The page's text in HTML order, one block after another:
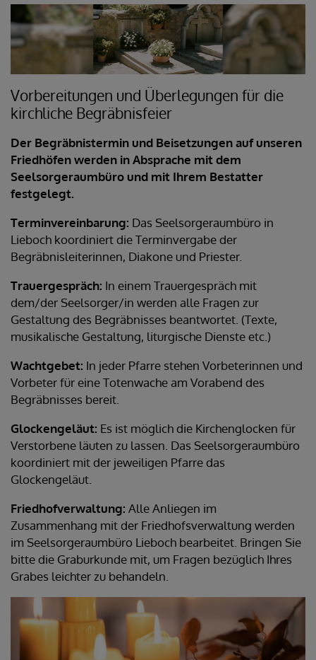
Vorbereitungen und Überlegungen für die
kirchliche Begräbnisfeier
Der Begräbnistermin und Beisetzungen auf unseren
Friedhöfen werden in Absprache mit dem
Seelsorgeraumbüro und mit Ihrem Bestatter
festgelegt.
Terminvereinbarung: Das Seelsorgeraumbüro in
Lieboch koordiniert die Terminvergabe der
Begräbnisleiterinnen, Diakone und Priester.
Trauergespräch: In einem Trauergespräch mit
dem/der Seelsorger/in werden alle Fragen zur
Gestaltung des Begräbnisses beantwortet. (Texte,
musikalische Gestaltung, liturgische Dienste etc.)
Wachtgebet: In jeder Pfarre stehen Vorbeterinnen und
Vorbeter für eine Totenwache am Vorabend des
Begräbnisses bereit.
Glockengeläut: Es ist möglich die Kirchenglocken für
Verstorbene läuten zu lassen. Das Seelsorgeraumbüro
koordiniert mit der jeweiligen Pfarre das
Glockengeläut.
Friedhofverwaltung: Alle Anliegen im
Zusammenhang mit der Friedhofsverwaltung werden
im Seelsorgeraumbüro Lieboch bearbeitet. Bringen Sie
bitte die Graburkunde mit, um Fragen bezüglich Ihres
Grabes leichter zu behandeln.